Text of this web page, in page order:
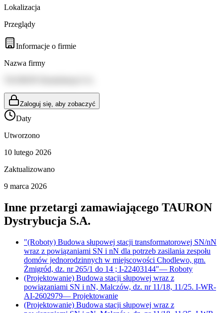
Lokalizacja
Przeglądy
Informacje o firmie
Nazwa firmy
Zaloguj się, aby zobaczyć
Daty
Utworzono
10 lutego 2026
Zaktualizowano
9 marca 2026
Inne przetargi zamawiającego TAURON
Dystrybucja S.A.
"(Roboty) Budowa słupowej stacji transformatorowej SN/nN
wraz z powiązaniami SN i nN dla potrzeb zasilania zespołu
domów jednorodzinnych w miejscowości Chodlewo, gm.
Żmigród, dz. nr 265/1 do 14 ; I-22403144"— Roboty
(Projektowanie) Budowa stacji słupowej wraz z
powiązaniami SN i nN, Malczów, dz. nr 11/18, 11/25. I-WR-
AI-2602979— Projektowanie
(Projektowanie) Budowa stacji słupowej wraz z